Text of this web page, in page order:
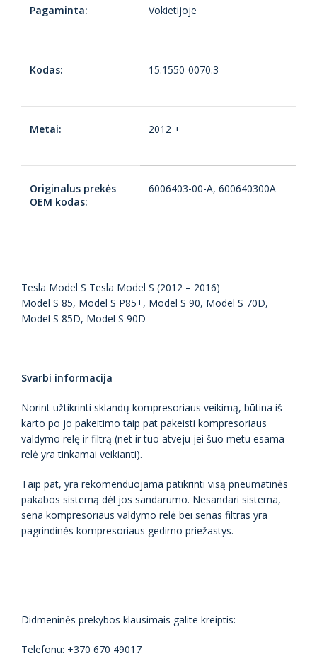
Pagaminta: Vokietijoje
Kodas: 15.1550-0070.3
Metai: 2012 +
Originalus prekės
OEM kodas:
6006403-00-A, 600640300A
Tesla Model S Tesla Model S (2012 – 2016)
Model S 85, Model S P85+, Model S 90, Model S 70D,
Model S 85D, Model S 90D
Svarbi informacija
Norint užtikrinti sklandų kompresoriaus veikimą, būtina iš
karto po jo pakeitimo taip pat pakeisti kompresoriaus
valdymo relę ir filtrą (net ir tuo atveju jei šuo metu esama
relė yra tinkamai veikianti).
Taip pat, yra rekomenduojama patikrinti visą pneumatinės
pakabos sistemą dėl jos sandarumo. Nesandari sistema,
sena kompresoriaus valdymo relė bei senas filtras yra
pagrindinės kompresoriaus gedimo priežastys.
Didmeninės prekybos klausimais galite kreiptis:
Telefonu: +370 670 49017